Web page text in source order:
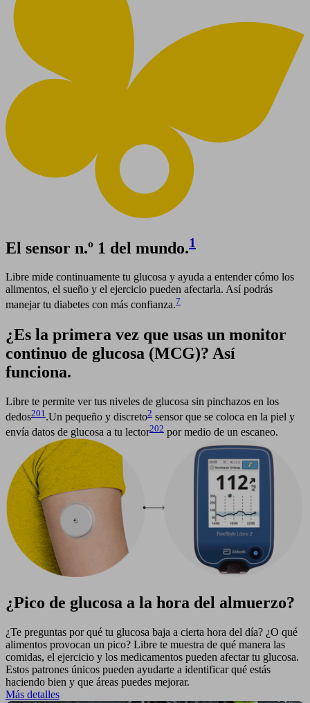
El sensor n.º 1 del mundo.1
Libre mide continuamente tu glucosa y ayuda a entender cómo los
alimentos, el sueño y el ejercicio pueden afectarla. Así podrás
manejar tu diabetes con más confianza.7
¿Es la primera vez que usas un monitor
continuo de glucosa (MCG)? Así
funciona.
Libre te permite ver tus niveles de glucosa sin pinchazos en los
dedos201 .Un pequeño y discreto2 sensor que se coloca en la piel y
envía datos de glucosa a tu lector202 por medio de un escaneo.
¿Pico de glucosa a la hora del almuerzo?
¿Te preguntas por qué tu glucosa baja a cierta hora del día? ¿O qué
alimentos provocan un pico? Libre te muestra de qué manera las
comidas, el ejercicio y los medicamentos pueden afectar tu glucosa.
Estos patrones únicos pueden ayudarte a identificar qué estás
haciendo bien y que áreas puedes mejorar.
Más detalles